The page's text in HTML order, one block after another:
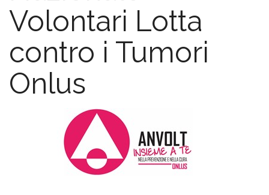
Volontari Lotta
contro i Tumori
Onlus